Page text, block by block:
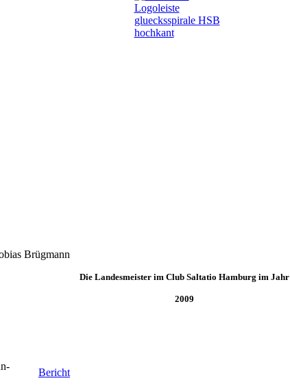
Brügmann
Die Landesmeister im Club Saltatio Hamburg im Jahr
2009
Bericht